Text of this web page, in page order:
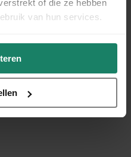
of die ze hebben
van hun services.